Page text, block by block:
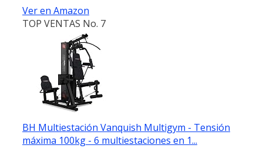
Ver en Amazon
TOP VENTAS No. 7
BH Multiestación Vanquish Multigym - Tensión
máxima 100kg - 6 multiestaciones en 1...